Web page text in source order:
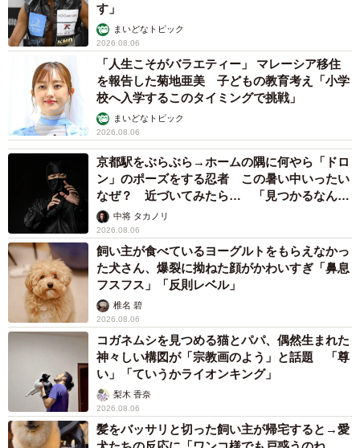
す」
まいどなトピック
2026.08.06
「人生こそがバラエティー」 マレーシア移住
を報告した菊地亜美 子どもの教育考え「小学
校へ入学するこのタイミングで挑戦」
まいどなトピック
2026.08.06
京都駅をぶらぶら→ホームの隅に何やら「ドロ
ン」のポーズをする忍者 この暑い中いったい
なぜ？ 近づいてみたら… 「見つかるなんて
未熟」中将 タカノリ
2026.08.06
飼い主が食べているヨーグルトをもらえなかっ
た犬さん、爆裂に拗ねた顔がかわいすぎ「鼻息
フスフス」「反則レベル」
椎名 碧
2026.08.06
コガネムシを見つめる猫とパパ、偶然生まれた
神々しい構図が「宗教画のよう」と話題 「尊
い」「ていうかライオンキング」
梨木 香奈
2026.08.06
髪をバッサリと切った飼い主が帰宅すると→愛